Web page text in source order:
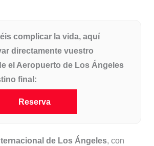
complicar la vida, aquí
directamente vuestro
el Aeropuerto de Los Ángeles
final:
Reserva
de Los Ángeles, con